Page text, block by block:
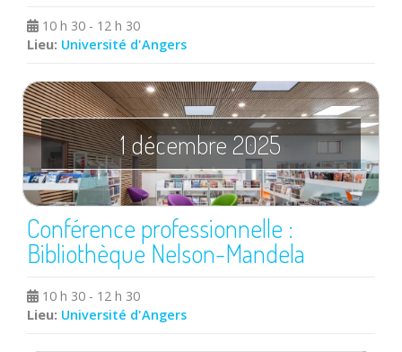
10 h 30 - 12 h 30
Lieu: Université d'Angers
1 décembre 2025
Conférence professionnelle :
Bibliothèque Nelson-Mandela
10 h 30 - 12 h 30
Lieu: Université d'Angers